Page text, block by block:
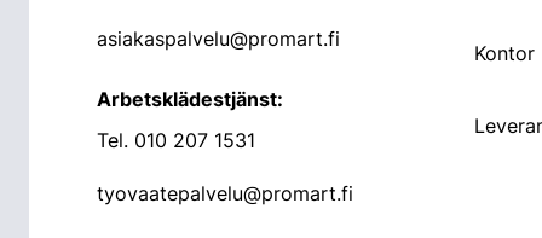
asiakaspalvelu@promart.fi
Arbetsklädestjänst:
Tel. 010 207 1531
tyovaatepalvelu@promart.fi
Kontor